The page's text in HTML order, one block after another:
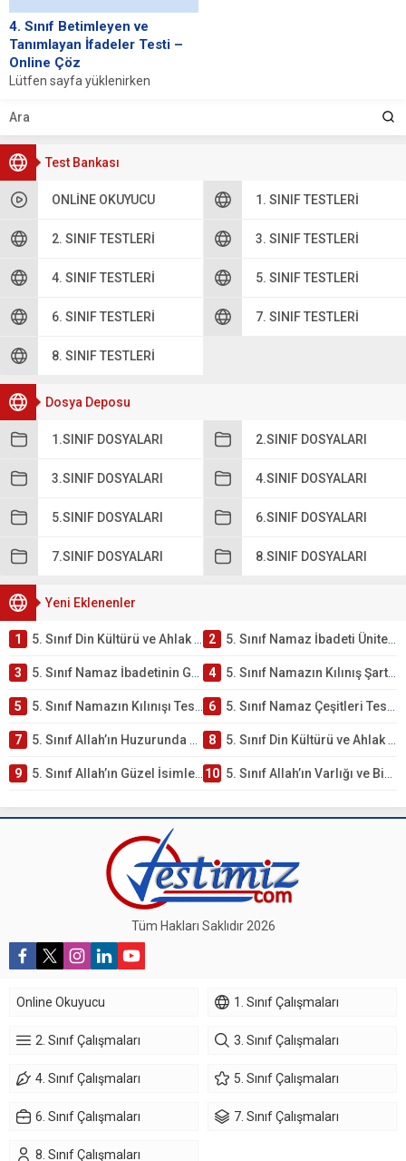
Test Bankası
ONLINE OKUYUCU 1. SINIF TESTLERI
2. SINIF TESTLERI 3. SINIF TESTLERI
4. SINIF TESTLERI 5. SINIF TESTLERI
6. SINIF TESTLERI 7. SINIF TESTLERI
8. SINIF TESTLERI
Dosya Deposu
1.SINIF DOSYALARI 2.SINIF DOSYALARI
3.SINIF DOSYALARI 4.SINIF DOSYALARI
5.SINIF DOSYALARI 6.SINIF DOSYALARI
7.SINIF DOSYALARI 8.SINIF DOSYALARI
Yeni Eklenenler
1 5. Sınıf Din Kültürü ve Ahlak Bilgisi 2. Ünite: Namaz İbadeti Çalışmaları 2 5. Sınıf Namaz İbadeti Ünite Testi – Online Çöz
3 5. Sınıf Namaz İbadetinin Getirdiği Faydalar Testi 4 5. Sınıf Namazın Kılınış Şartları Testi
5 5. Sınıf Namazın Kılınışı Testi – Online Çöz 6 5. Sınıf Namaz Çeşitleri Testi – Online Çöz
7 5. Sınıf Allah’ın Huzurunda Olmak – Namaz İbadeti Testi 8 5. Sınıf Din Kültürü ve Ahlak Bilgisi 1. Ünite: Allah İnancı Çalışmaları
9 5. Sınıf Allah’ın Güzel İsimleri Testi – Online Çöz 10 5. Sınıf Allah’ın Varlığı ve Birliği Testi – Online Çöz
4. Sınıf Betimleyen ve
Tanımlayan İfadeler Testi –
Online Çöz
Lütfen sayfa yüklenirken
javascript desteğinin etkin
olduğundan emin olunuz. Eğer
sayfa yüklenmediyse buraya...
Tüm Hakları Saklıdır 2026
Online Okuyucu 1. Sınıf Çalışmaları
2. Sınıf Çalışmaları 3. Sınıf Çalışmaları
4. Sınıf Çalışmaları 5. Sınıf Çalışmaları
6. Sınıf Çalışmaları 7. Sınıf Çalışmaları
8. Sınıf Çalışmaları